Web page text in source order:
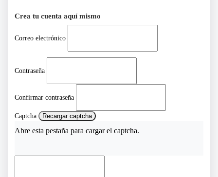
Crea tu cuenta aquí mismo
Correo electrónico
Contraseña
Confirmar contraseña
Captcha Recargar captcha
Abre esta pestaña para cargar el captcha.